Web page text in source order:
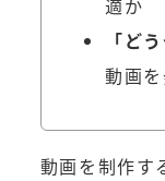
適か
「ど
動画
動画を制作す